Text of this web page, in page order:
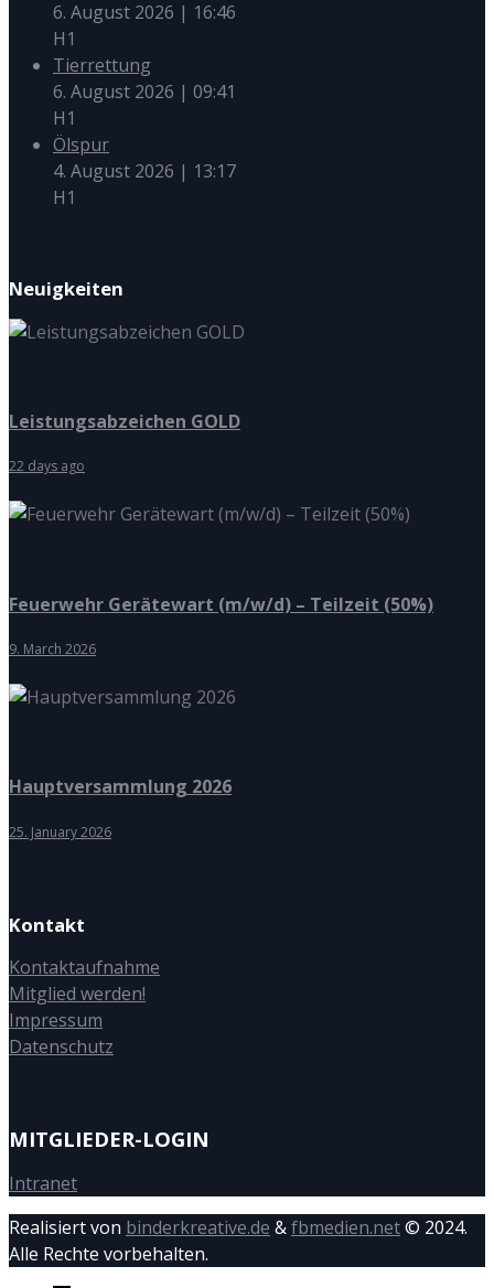
6. August 2026 | 16:46
H1
Tierrettung
6. August 2026 | 09:41
H1
Ölspur
4. August 2026 | 13:17
H1
Neuigkeiten
Leistungsabzeichen GOLD
22 days ago
Feuerwehr Gerätewart (m/w/d) – Teilzeit (50%)
9. March 2026
Hauptversammlung 2026
25. January 2026
Kontakt
Kontaktaufnahme
Mitglied werden!
Impressum
Datenschutz
MITGLIEDER-LOGIN
Intranet
Realisiert von binderkreative.de &fbmedien.net© 2024.
Alle Rechte vorbehalten.